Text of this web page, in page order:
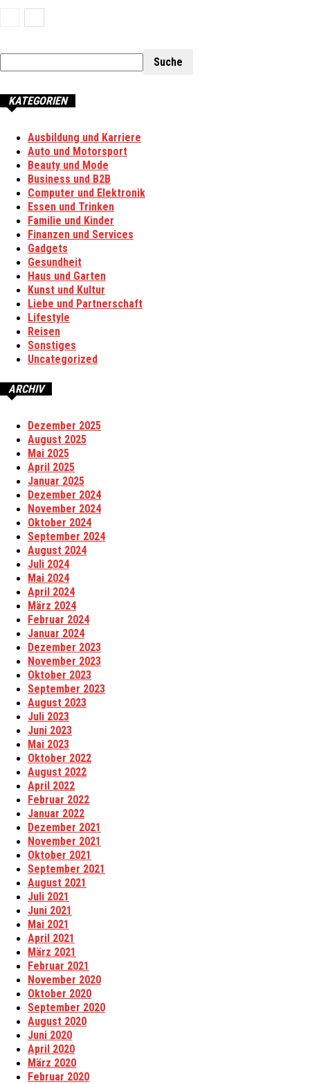
KATEGORIEN
Ausbildung und Karriere
Auto und Motorsport
Beauty und Mode
Business und B2B
Computer und Elektronik
Essen und Trinken
Familie und Kinder
Finanzen und Services
Gadgets
Gesundheit
Haus und Garten
Kunst und Kultur
Liebe und Partnerschaft
Lifestyle
Reisen
Sonstiges
Uncategorized
ARCHIV
Dezember 2025
August 2025
Mai 2025
April 2025
Januar 2025
Dezember 2024
November 2024
Oktober 2024
September 2024
August 2024
Juli 2024
Mai 2024
April 2024
März 2024
Februar 2024
Januar 2024
Dezember 2023
November 2023
Oktober 2023
September 2023
August 2023
Juli 2023
Juni 2023
Mai 2023
Oktober 2022
August 2022
April 2022
Februar 2022
Januar 2022
Dezember 2021
November 2021
Oktober 2021
September 2021
August 2021
Juli 2021
Juni 2021
Mai 2021
April 2021
März 2021
Februar 2021
November 2020
Oktober 2020
September 2020
August 2020
Juni 2020
April 2020
März 2020
Februar 2020